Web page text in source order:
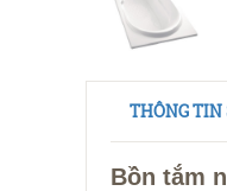
THÔNG
Bồn tắm